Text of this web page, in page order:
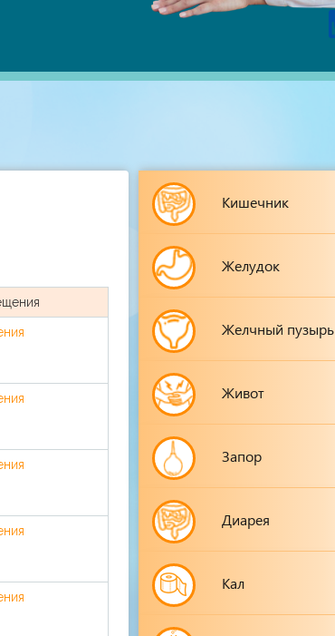
Кишечник
Желудок
Желчный пузырь
Живот
Запор
Диарея
Кал